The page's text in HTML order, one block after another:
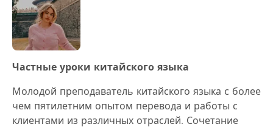
Частные уроки китайского языка
Молодой преподаватель китайского языка с более
чем пятилетним опытом перевода и работы с
клиентами из различных отраслей. Сочетание